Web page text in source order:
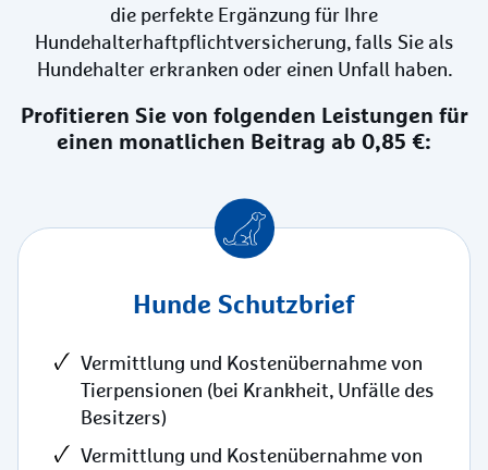
die perfekte Ergänzung für Ihre
Hundehalterhaftpflichtversicherung, falls Sie als
Hundehalter erkranken oder einen Unfall haben.
Profitieren Sie von folgenden Leistungen für
einen monatlichen Beitrag ab 0,85 €:
Hunde Schutzbrief
Vermittlung und Kostenübernahme von
Tierpensionen (bei Krankheit, Unfälle des
Besitzers)
Vermittlung und Kostenübernahme von